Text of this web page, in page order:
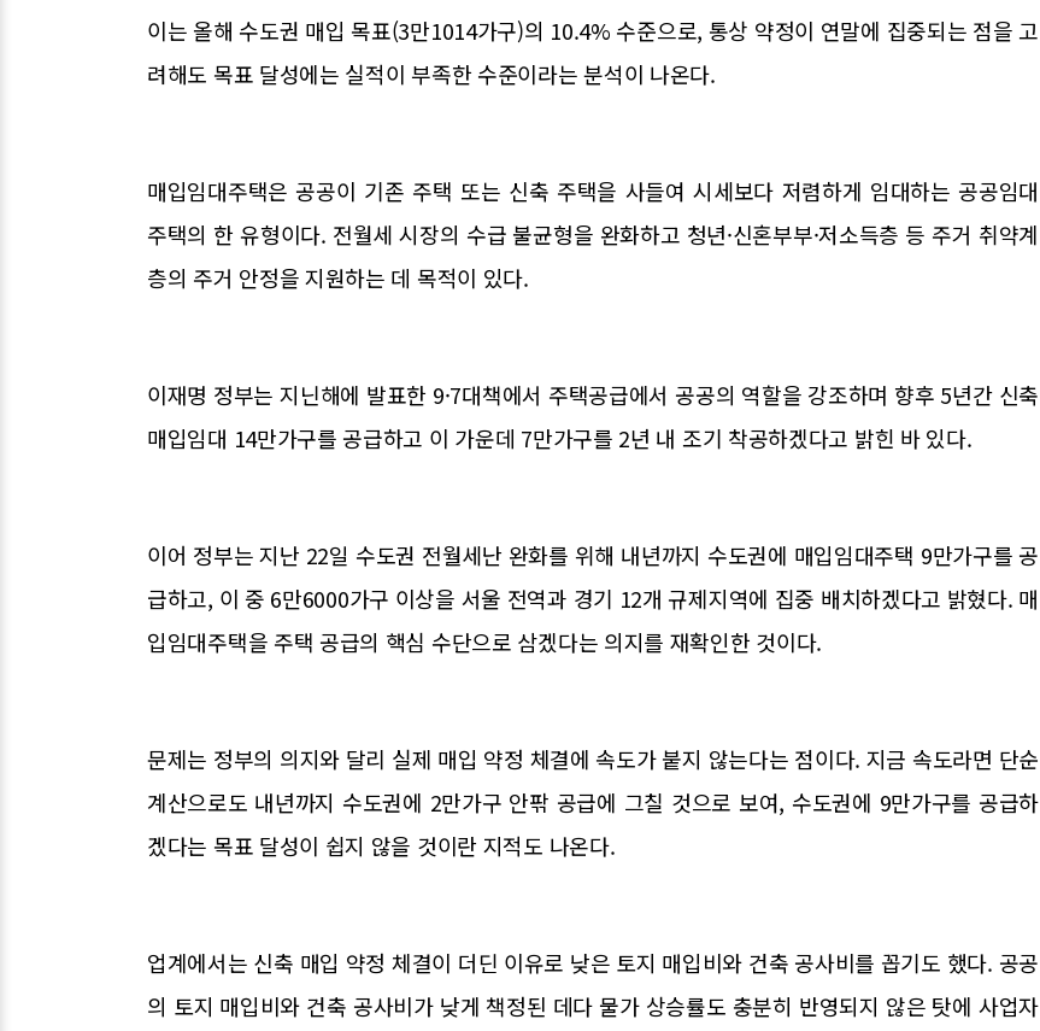
이는 올해 수도권 매입 목표(3만1014가구)의 10.4% 수준으로, 통상 약정이 연말에 집중되는 점을 고
려해도 목표 달성에는 실적이 부족한 수준이라는 분석이 나온다.
매입임대주택은 공공이 기존 주택 또는 신축 주택을 사들여 시세보다 저렴하게 임대하는 공공임대
주택의 한 유형이다. 전월세 시장의 수급 불균형을 완화하고 청년·신혼부부·저소득층 등 주거 취약계
층의 주거 안정을 지원하는 데 목적이 있다.
이재명 정부는 지닌해에 발표한 9·7대책에서 주택공급에서 공공의 역할을 강조하며 향후 5년간 신축
매입임대 14만가구를 공급하고 이 가운데 7만가구를 2년 내 조기 착공하겠다고 밝힌 바 있다.
이어 정부는 지난 22일 수도권 전월세난 완화를 위해 내년까지 수도권에 매입임대주택 9만가구를 공
급하고, 이 중 6만6000가구 이상을 서울 전역과 경기 12개 규제지역에 집중 배치하겠다고 밝혔다. 매
입임대주택을 주택 공급의 핵심 수단으로 삼겠다는 의지를 재확인한 것이다.
문제는 정부의 의지와 달리 실제 매입 약정 체결에 속도가 붙지 않는다는 점이다. 지금 속도라면 단순
계산으로도 내년까지 수도권에 2만가구 안팎 공급에 그칠 것으로 보여, 수도권에 9만가구를 공급하
겠다는 목표 달성이 쉽지 않을 것이란 지적도 나온다.
업계에서는 신축 매입 약정 체결이 더딘 이유로 낮은 토지 매입비와 건축 공사비를 꼽기도 했다. 공공
의 토지 매입비와 건축 공사비가 낮게 책정된 데다 물가 상승률도 충분히 반영되지 않은 탓에 사업자